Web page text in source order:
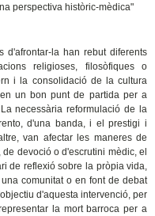
perspectiva històric-mèdica"
la han rebut diferents
religioses, filosòfiques o
i la consolidació de la cultura
un bon punt de partida per a
necessària reformulació de la
d'una banda, i el prestigi i
van afectar les maneres de
devoció o d'escrutini mèdic, el
de reflexió sobre la pròpia vida,
comunitat o en font de debat
d'aquesta intervenció, per
la mort barroca per a